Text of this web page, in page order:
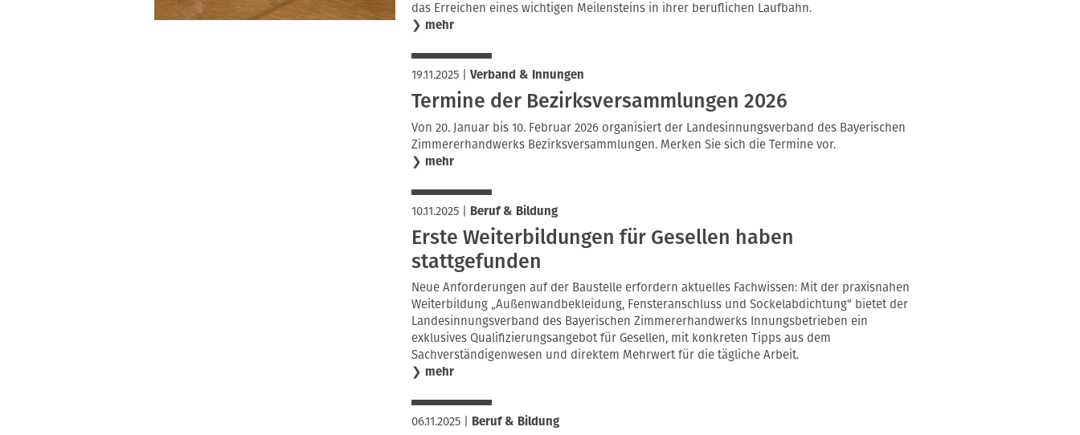
Innung
das Erreichen eines wichtigen Meilensteins in ihrer beruflichen Laufbahn.
❯ mehr
19.11.2025| Verband & Innungen
Termine der Bezirksversammlungen 2026
Von 20. Januar bis 10. Februar 2026 organisiert der Landesinnungsverband des Bayerischen
Zimmererhandwerks Bezirksversammlungen. Merken Sie sich die Termine vor.
❯ mehr
10.11.2025| Beruf & Bildung
Erste Weiterbildungen für Gesellen haben
stattgefunden
Neue Anforderungen auf der Baustelle erfordern aktuelles Fachwissen: Mit der praxisnahen
Weiterbildung „Außenwandbekleidung, Fensteranschluss und Sockelabdichtung“ bietet der
Landesinnungsverband des Bayerischen Zimmererhandwerks Innungsbetrieben ein
exklusives Qualifizierungsangebot für Gesellen, mit konkreten Tipps aus dem
Sachverständigenwesen und direktem Mehrwert für die tägliche Arbeit.
❯ mehr
06.11.2025| Beruf & Bildung